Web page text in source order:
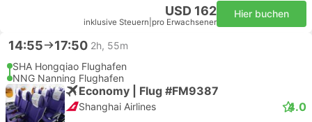
USD 162
inklusive Steuern pro Erwachsener
Hier buchen
14:55 17:50 2h, 55m
SHA Hongqiao Flughafen
NNG Nanning Flughafen
Economy | Flug #FM9387
Shanghai Airlines 4.0